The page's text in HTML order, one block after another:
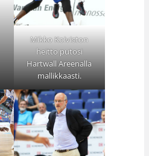
Mikko Koiviston
heitto putosi
Hartwall Areenalla
mallikkaasti.